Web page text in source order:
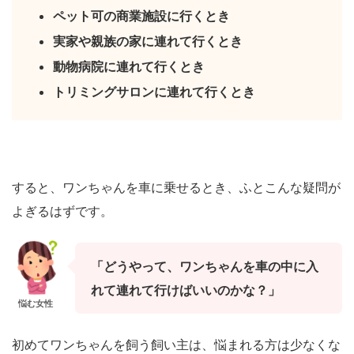
ペット可の商業施設に行くとき
実家や親族の家に連れて行くとき
動物病院に連れて行くとき
トリミングサロンに連れて行くとき
すると、ワンちゃんを車に乗せるとき、ふとこんな疑問が
よぎるはずです。
悩む女性
「どうやって、ワンちゃんを車の中に入
れて連れて行けばいいのかな？」
初めてワンちゃんを飼う飼い主は、悩まれる方は少なくな